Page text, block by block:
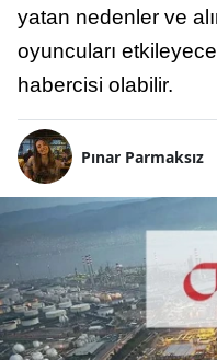
yatan nedenler ve
oyuncuları
habercisi olabilir.
Pınar Parmaksız